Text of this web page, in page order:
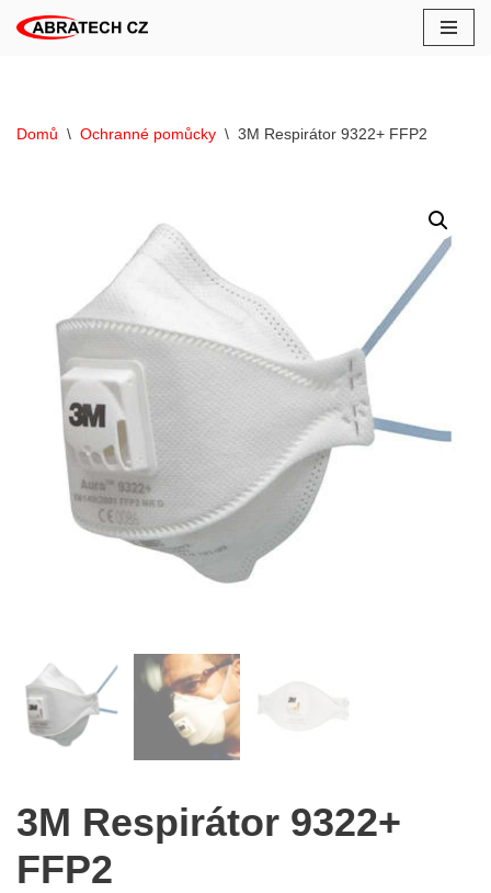
Domů \ Ochranné pomůcky \ 3M Respirátor 9322+ FFP2
3M Respirátor 9322+
FFP2